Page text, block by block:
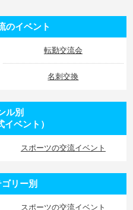
のイベント
転勤交流会
名刺交換
ル別
イベント）
スポーツの交流イベント
リー別
スポーツの交流イベント